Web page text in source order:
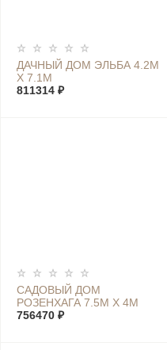
ДАЧНЫЙ ДОМ ЭЛЬБА 4.2М
Х 7.1М
811314 ₽
САДОВЫЙ ДОМ
РОЗЕНХАГА 7.5М Х 4М
756470 ₽